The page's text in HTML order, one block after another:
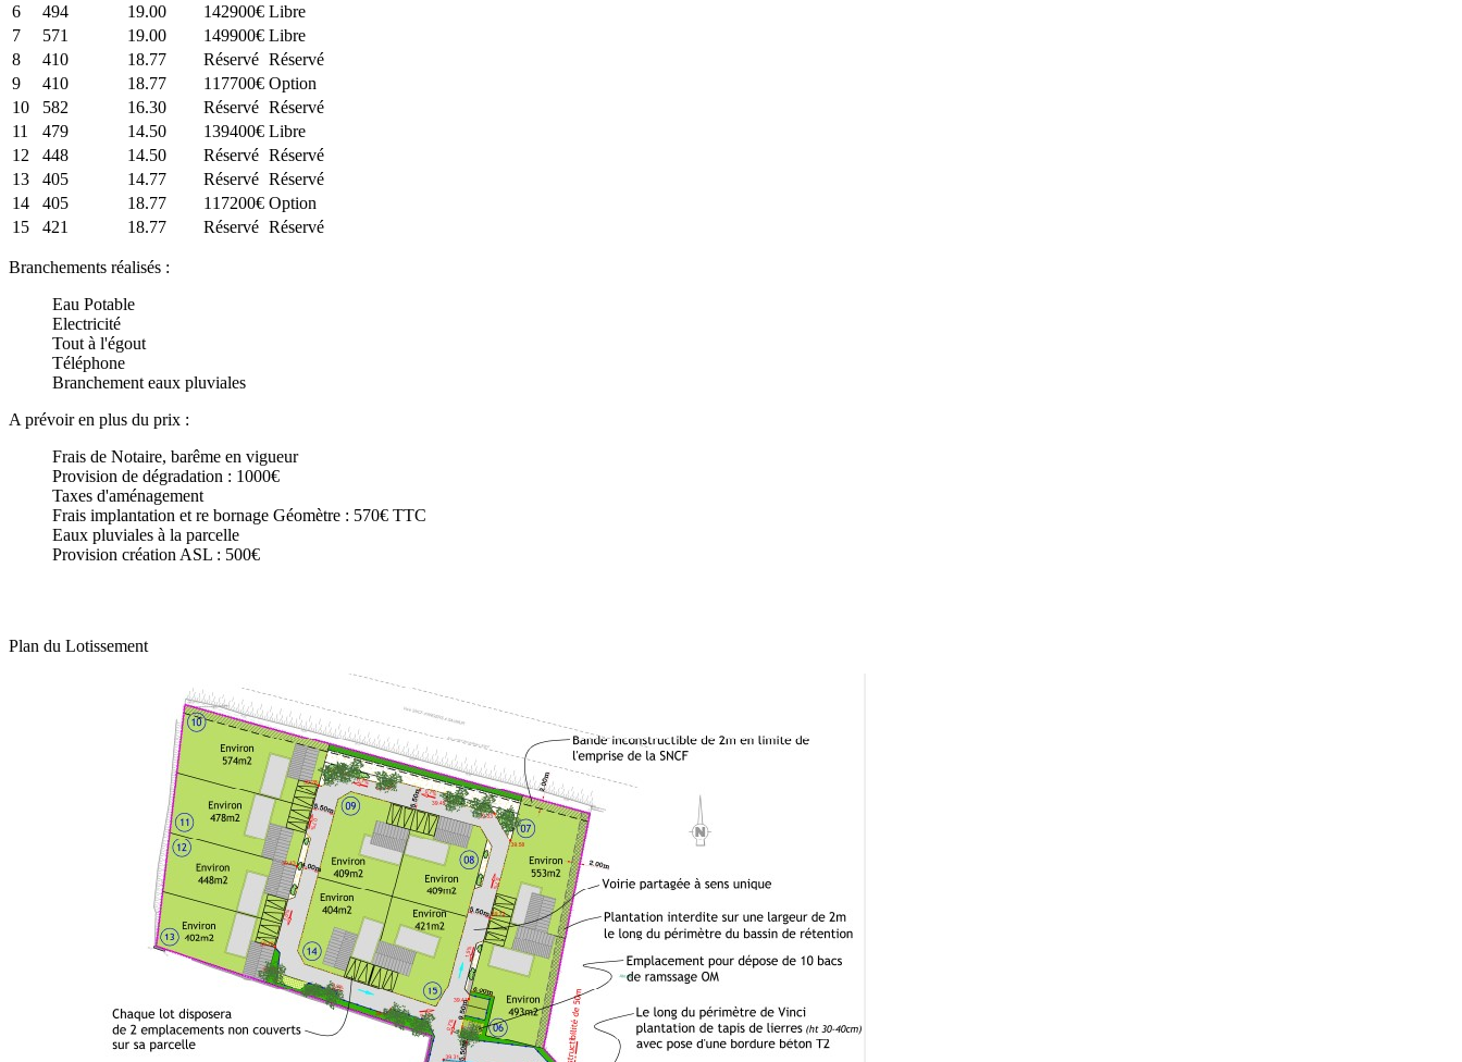
6
494 19.00 142900€ Libre
7
571 19.00 149900€ Libre
8
410 18.77 Réservé Réservé
9
410 18.77 117700€ Option
10
582 16.30 Réservé Réservé
11
479 14.50 139400€ Libre
12
448 14.50 Réservé Réservé
13
405 14.77 Réservé Réservé
14
405 18.77 117200€ Option
15
421 18.77 Réservé Réservé
Branchements réalisés :
Eau Potable
Electricité
Tout à l'égout
Téléphone
Branchement eaux pluviales
A prévoir en plus du prix :
Frais de Notaire, barême en vigueur
Provision de dégradation : 1000€
Taxes d'aménagement
Frais implantation et re bornage Géomètre : 570€ TTC
Eaux pluviales à la parcelle
Provision création ASL : 500€
Plan du Lotissement